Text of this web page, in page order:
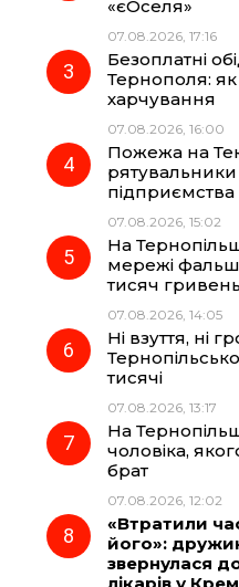
k
a
m
«єОселя»
07.08.2026, 17:16
Безоплатні
Тернополя:
харчування
07.08.2026, 16:00
Пожежа на
підприємства
07.08.2026, 15:02
На
мережі
тисяч гривень
07.08.2026, 14:05
Ні взуття, ні
тисячі
07.08.2026, 13:17
На
чоловіка,
брат
07.08.2026, 12:02
«Втратили
його»:
звернулася до